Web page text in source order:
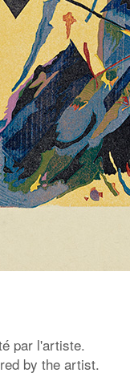
par l'artiste.
by the artist.